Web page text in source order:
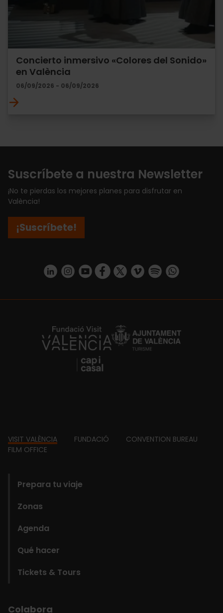
Concierto inmersivo «Colores del Sonido»
en València
06/09/2026 - 06/09/2026
Suscríbete a nuestra Newsletter
¡No te pierdas los mejores planes para disfrutar en
València!
¡Suscríbete!
https://www.linkedin.com/company/turismo-valencia/mycompany/
https://www.instagram.com/visit_valencia/
https://www.youtube.com/user/
https://www.facebook.com/
https://twitter.com/
https://vimeo.com/
https://https://api.whatsapp.com/
https://fundacion.visitvalencia.com/
Footer
VISIT VALÈNCIA FUNDACIÓ
CONVENTION BUREAU
FILM OFFICE
Prepara tu viaje
Zonas
Agenda
Qué hacer
Tickets & Tours
Colabora